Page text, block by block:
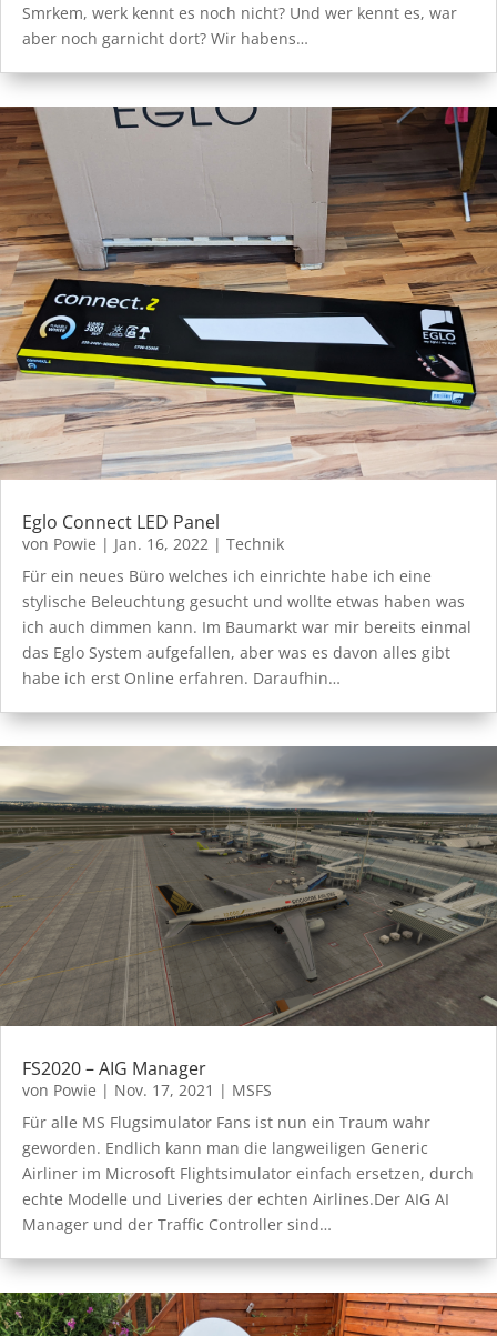
Smrkem, werk kennt es noch nicht? Und wer kennt es, war
aber noch garnicht dort? Wir habens…
Eglo Connect LED Panel
von Powie | Jan. 16, 2022 | Technik
Für ein neues Büro welches ich einrichte habe ich eine
stylische Beleuchtung gesucht und wollte etwas haben was
ich auch dimmen kann. Im Baumarkt war mir bereits einmal
das Eglo System aufgefallen, aber was es davon alles gibt
habe ich erst Online erfahren. Daraufhin…
FS2020 – AIG Manager
von Powie | Nov. 17, 2021 | MSFS
Für alle MS Flugsimulator Fans ist nun ein Traum wahr
geworden. Endlich kann man die langweiligen Generic
Airliner im Microsoft Flightsimulator einfach ersetzen, durch
echte Modelle und Liveries der echten Airlines.Der AIG AI
Manager und der Traffic Controller sind…